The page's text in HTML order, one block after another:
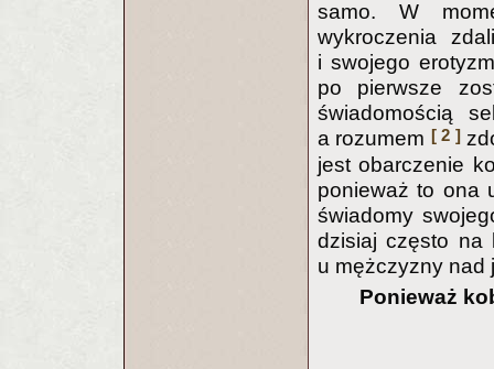
samo. W
wykroczenia
i swojego
po pierwsze
świadomością
a rozumem [ 2 ]
jest obarczenie
ponieważ to ona
świadomy
dzisiaj często na
u mężczyzny nad
Ponieważ